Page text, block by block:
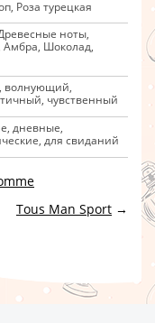
Роза турецкая
ноты,
Шоколад,
волнующий,
чувственный
дневные,
для свиданий
Tous Man Sport →